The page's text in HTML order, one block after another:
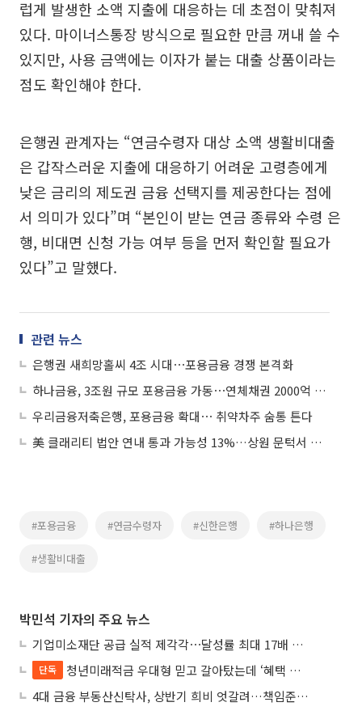
럽게 발생한 소액 지출에 대응하는 데 초점이 맞춰져
있다. 마이너스통장 방식으로 필요한 만큼 꺼내 쓸 수
있지만, 사용 금액에는 이자가 붙는 대출 상품이라는
점도 확인해야 한다.
은행권 관계자는 “연금수령자 대상 소액 생활비대출
은 갑작스러운 지출에 대응하기 어려운 고령층에게
낮은 금리의 제도권 금융 선택지를 제공한다는 점에
서 의미가 있다”며 “본인이 받는 연금 종류와 수령 은
행, 비대면 신청 가능 여부 등을 먼저 확인할 필요가
있다”고 말했다.
관련 뉴스
은행권 새희망홀씨 4조 시대⋯포용금융 경쟁 본격화
하나금융, 3조원 규모 포용금융 가동⋯연체채권 2000억 소각
우리금융저축은행, 포용금융 확대⋯ 취약차주 숨통 튼다
美 클래리티 법안 연내 통과 가능성 13%…상원 문턱서 제동
#포용금융 #연금수령자 #신한은행 #하나은행
#생활비대출
박민석 기자의 주요 뉴스
기업미소재단 공급 실적 제각각⋯달성률 최대 17배 차이
단독
청년미래적금 우대형 믿고 갈아탔는데 ‘혜택 반토막’…심사 오류에 가입자 혼선
4대 금융 부동산신탁사, 상반기 희비 엇갈려…책임준공 손실 반영 시점이 갈랐다